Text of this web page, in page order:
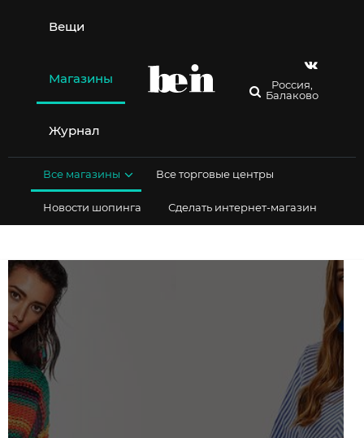
содержимому
Вещи
Магазины
Журнал
Россия,
Балаково
Все магазины Все торговые центры
Новости шопинга Сделать интернет-магазин